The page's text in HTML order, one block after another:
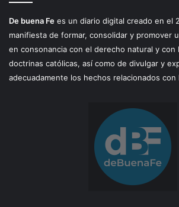
De buena Fe es un diario digital creado en el
manifiesta de formar, consolidar y promover
en consonancia con el derecho natural y con
doctrinas católicas, así como de divulgar y
adecuadamente los hechos relacionados con